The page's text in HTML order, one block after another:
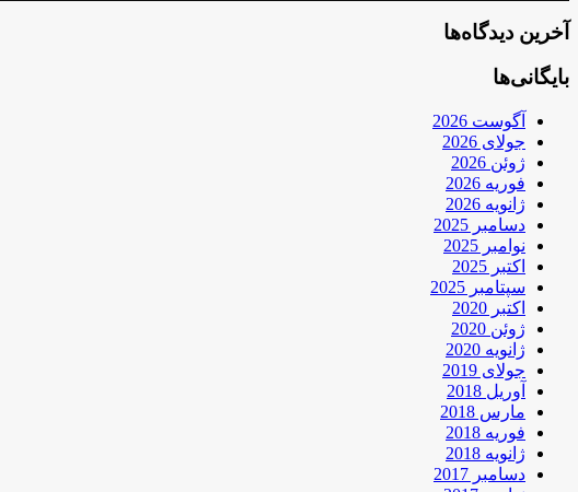
آخرین دیدگاه‌ها
بایگانی‌ها
آگوست 2026
جولای 2026
ژوئن 2026
فوریه 2026
ژانویه 2026
دسامبر 2025
نوامبر 2025
اکتبر 2025
سپتامبر 2025
اکتبر 2020
ژوئن 2020
ژانویه 2020
جولای 2019
آوریل 2018
مارس 2018
فوریه 2018
ژانویه 2018
دسامبر 2017